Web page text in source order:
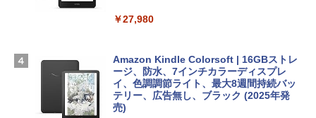
ームカメラ、日本語キーボード、Touch I
￥261,414
【Amazon.co.jp限定】 HP ノートパソコ
ン 15-fd 15.6インチ 16GBメモリ 512GB
Robloxギフトカード - 1000 Robux 【限
ラインコード版
￥1,600
1冊ですべて身につくHTML & CSSとWe
￥1,292
FM TOWNS ハイパー・カタログ: 本体ハ
￥27,980
Amazon Kindle Colorsoft | 16GBストレ
ージ、防水、7インチカラーディスプレ
イ、色調調節ライト、最大8週間持続バッ
テリー、広告無し、ブラック (2025年発
売)